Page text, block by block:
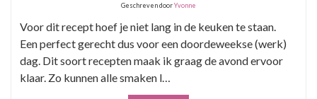
Geschreven doorYvonne
Voor dit recept hoef je niet lang in de keuken te staan.
Een perfect gerecht dus voor een doordeweekse (werk)
dag. Dit soort recepten maak ik graag de avond ervoor
klaar. Zo kunnen alle smaken l…